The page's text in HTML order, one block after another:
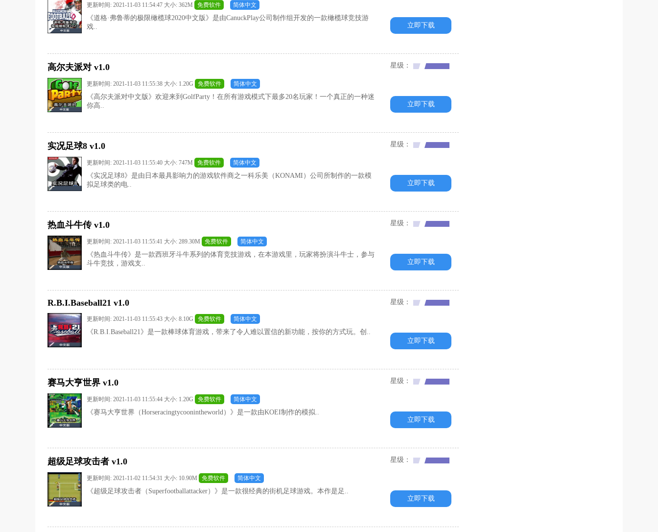
更新时间: 2021-11-03 11:54:47 大小: 362M 免费软件 简体中文
《道格·弗鲁蒂的极限橄榄球2020中文版》是由CanuckPlay公司制作组开发的一款橄榄球竞技游
戏..
立即下载
高尔夫派对 v1.0
更新时间: 2021-11-03 11:55:38 大小: 1.20G 免费软件 简体中文
《高尔夫派对中文版》欢迎来到GolfParty！在所有游戏模式下最多20名玩家！一个真正的一种迷
你高..
星级：
立即下载
实况足球8 v1.0
更新时间: 2021-11-03 11:55:40 大小: 747M 免费软件 简体中文
《实况足球8》是由日本最具影响力的游戏软件商之一科乐美（KONAMI）公司所制作的一款模
拟足球类的电..
星级：
立即下载
热血斗牛传 v1.0
更新时间: 2021-11-03 11:55:41 大小: 289.30M 免费软件 简体中文
《热血斗牛传》是一款西班牙斗牛系列的体育竞技游戏，在本游戏里，玩家将扮演斗牛士，参与
斗牛竞技，游戏支..
星级：
立即下载
R.B.I.Baseball21 v1.0
更新时间: 2021-11-03 11:55:43 大小: 8.10G 免费软件 简体中文
《R.B.I.Baseball21》是一款棒球体育游戏，带来了令人难以置信的新功能，按你的方式玩。创..
星级：
立即下载
赛马大亨世界 v1.0
更新时间: 2021-11-03 11:55:44 大小: 1.20G 免费软件 简体中文
《赛马大亨世界（Horseracingtycoonintheworld）》是一款由KOEI制作的模拟..
星级：
立即下载
超级足球攻击者 v1.0
更新时间: 2021-11-02 11:54:31 大小: 10.90M 免费软件 简体中文
《超级足球攻击者（Superfootballattacker）》是一款很经典的街机足球游戏。本作是足..
星级：
立即下载